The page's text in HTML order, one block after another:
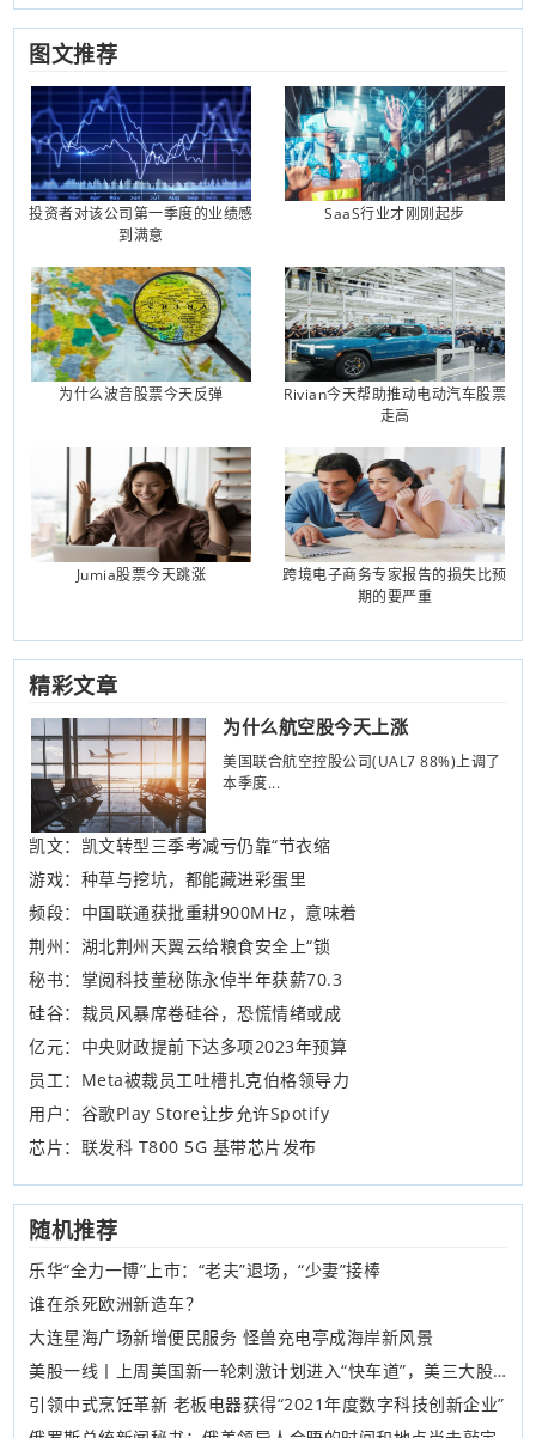
图文推荐
投资者对该公司第一季度的业绩感
到满意
SaaS行业才刚刚起步
为什么波音股票今天反弹
Rivian今天帮助推动电动汽车股票
走高
Jumia股票今天跳涨
跨境电子商务专家报告的损失比预
期的要严重
精彩文章
为什么航空股今天上涨
美国联合航空控股公司(UAL7 88%)上调了
本季度...
凯文：凯文转型三季考减亏仍靠“节衣缩
游戏：种草与挖坑，都能藏进彩蛋里
频段：中国联通获批重耕900MHz，意味着
荆州：湖北荆州天翼云给粮食安全上“锁
秘书：掌阅科技董秘陈永倬半年获薪70.3
硅谷：裁员风暴席卷硅谷，恐慌情绪或成
亿元：中央财政提前下达多项2023年预算
员工：Meta被裁员工吐槽扎克伯格领导力
用户：谷歌Play Store让步允许Spotify
芯片：联发科 T800 5G 基带芯片发布
随机推荐
乐华“全力一博”上市：“老夫”退场，“少妻”接棒
谁在杀死欧洲新造车？
大连星海广场新增便民服务 怪兽充电亭成海岸新风景
美股一线丨上周美国新一轮刺激计划进入“快车道”，美三大股指集体收涨，福奇表示美疫苗供应2月将有改善
引领中式烹饪革新 老板电器获得“2021年度数字科技创新企业”